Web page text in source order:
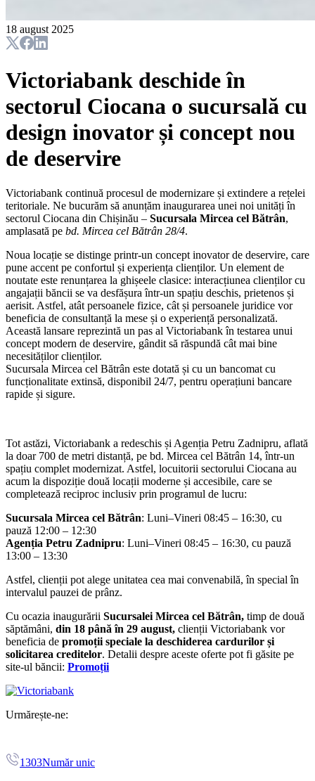
18 august 2025
Victoriabank deschide în
sectorul Ciocana o sucursală cu
design inovator și concept nou
de deservire
Victoriabank continuă procesul de modernizare și extindere a rețelei
teritoriale. Ne bucurăm să anunțăm inaugurarea unei noi unități în
sectorul Ciocana din Chișinău – Sucursala Mircea cel Bătrân,
amplasată pe bd. Mircea cel Bătrân 28/4.
Noua locație se distinge printr-un concept inovator de deservire, care
pune accent pe confortul și experiența clienților. Un element de
noutate este renunțarea la ghișeele clasice: interacțiunea clienților cu
angajații băncii se va desfășura într-un spațiu deschis, prietenos și
aerisit. Astfel, atât persoanele fizice, cât și persoanele juridice vor
beneficia de consultanță la mese și o experiență personalizată.
Această lansare reprezintă un pas al Victoriabank în testarea unui
concept modern de deservire, gândit să răspundă cât mai bine
necesităților clienților.
Sucursala Mircea cel Bătrân este dotată și cu un bancomat cu
funcționalitate extinsă, disponibil 24/7, pentru operațiuni bancare
rapide și sigure.
Tot astăzi, Victoriabank a redeschis și Agenția Petru Zadnipru, aflată
la doar 700 de metri distanță, pe bd. Mircea cel Bătrân 14, într-un
spațiu complet modernizat. Astfel, locuitorii sectorului Ciocana au
acum la dispoziție două locații moderne și accesibile, care se
completează reciproc inclusiv prin programul de lucru:
Sucursala Mircea cel Bătrân: Luni–Vineri 08:45 – 16:30, cu
pauză 12:00 – 12:30
Agenția Petru Zadnipru: Luni–Vineri 08:45 – 16:30, cu pauză
13:00 – 13:30
Astfel, clienții pot alege unitatea cea mai convenabilă, în special în
intervalul pauzei de prânz.
Cu ocazia inaugurării Sucursalei Mircea cel Bătrân, timp de două
săptămâni, din 18 până în 29 august, clienții Victoriabank vor
beneficia de promoții speciale la deschiderea cardurilor și
solicitarea creditelor. Detalii despre aceste oferte pot fi găsite pe
site-ul băncii: Promoții
Urmărește-ne:
1303Număr unic